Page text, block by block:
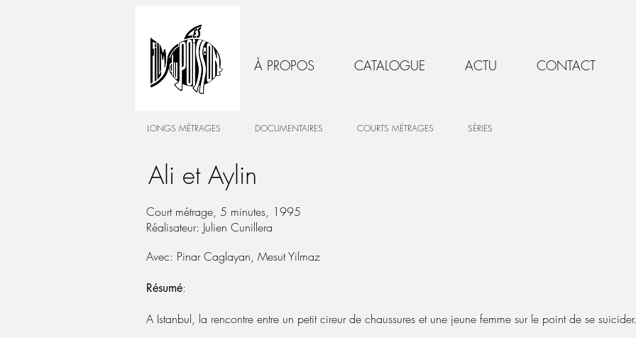
À PROPOS CATALOGUE ACTU CONTACT
LONGS MÉTRAGES DOCUMENTAIRES COURTS MÉTRAGES SÉRIES
Ali et Aylin
Court métrage, 5 minutes, 1995
Réalisateur: Julien Cunillera
Avec: Pinar Caglayan, Mesut Yilmaz
Résumé:
A Istanbul, la rencontre entre un petit cireur de chaussures et une jeune femme sur le point de se suicider.